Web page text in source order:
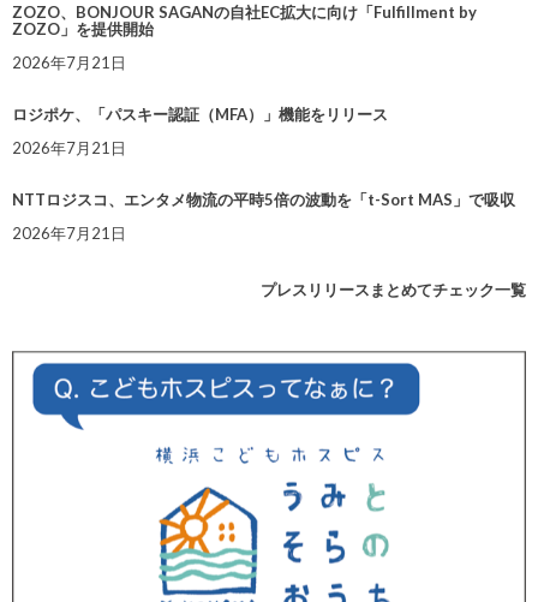
ZOZO、BONJOUR SAGANの自社EC拡大に向け「Fulfillment by
ZOZO」を提供開始
2026年7月21日
ロジポケ、「パスキー認証（MFA）」機能をリリース
2026年7月21日
NTTロジスコ、エンタメ物流の平時5倍の波動を「t-Sort MAS」で吸収
2026年7月21日
プレスリリースまとめてチェック一覧